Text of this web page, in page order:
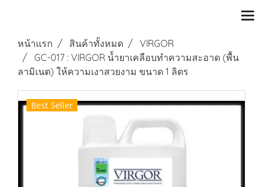
หน้าแรก สินค้าทั้งหมด
VIRGOR
GC-017 : VIRGOR น้ำยาเคลือบทำความสะอาด (พื้น
ลามิเนต) ให้ความเงาสวยงาม ขนาด 1 ลิตร
Best Seller